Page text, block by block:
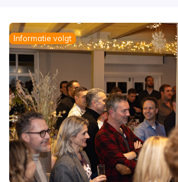
Informatie volgt